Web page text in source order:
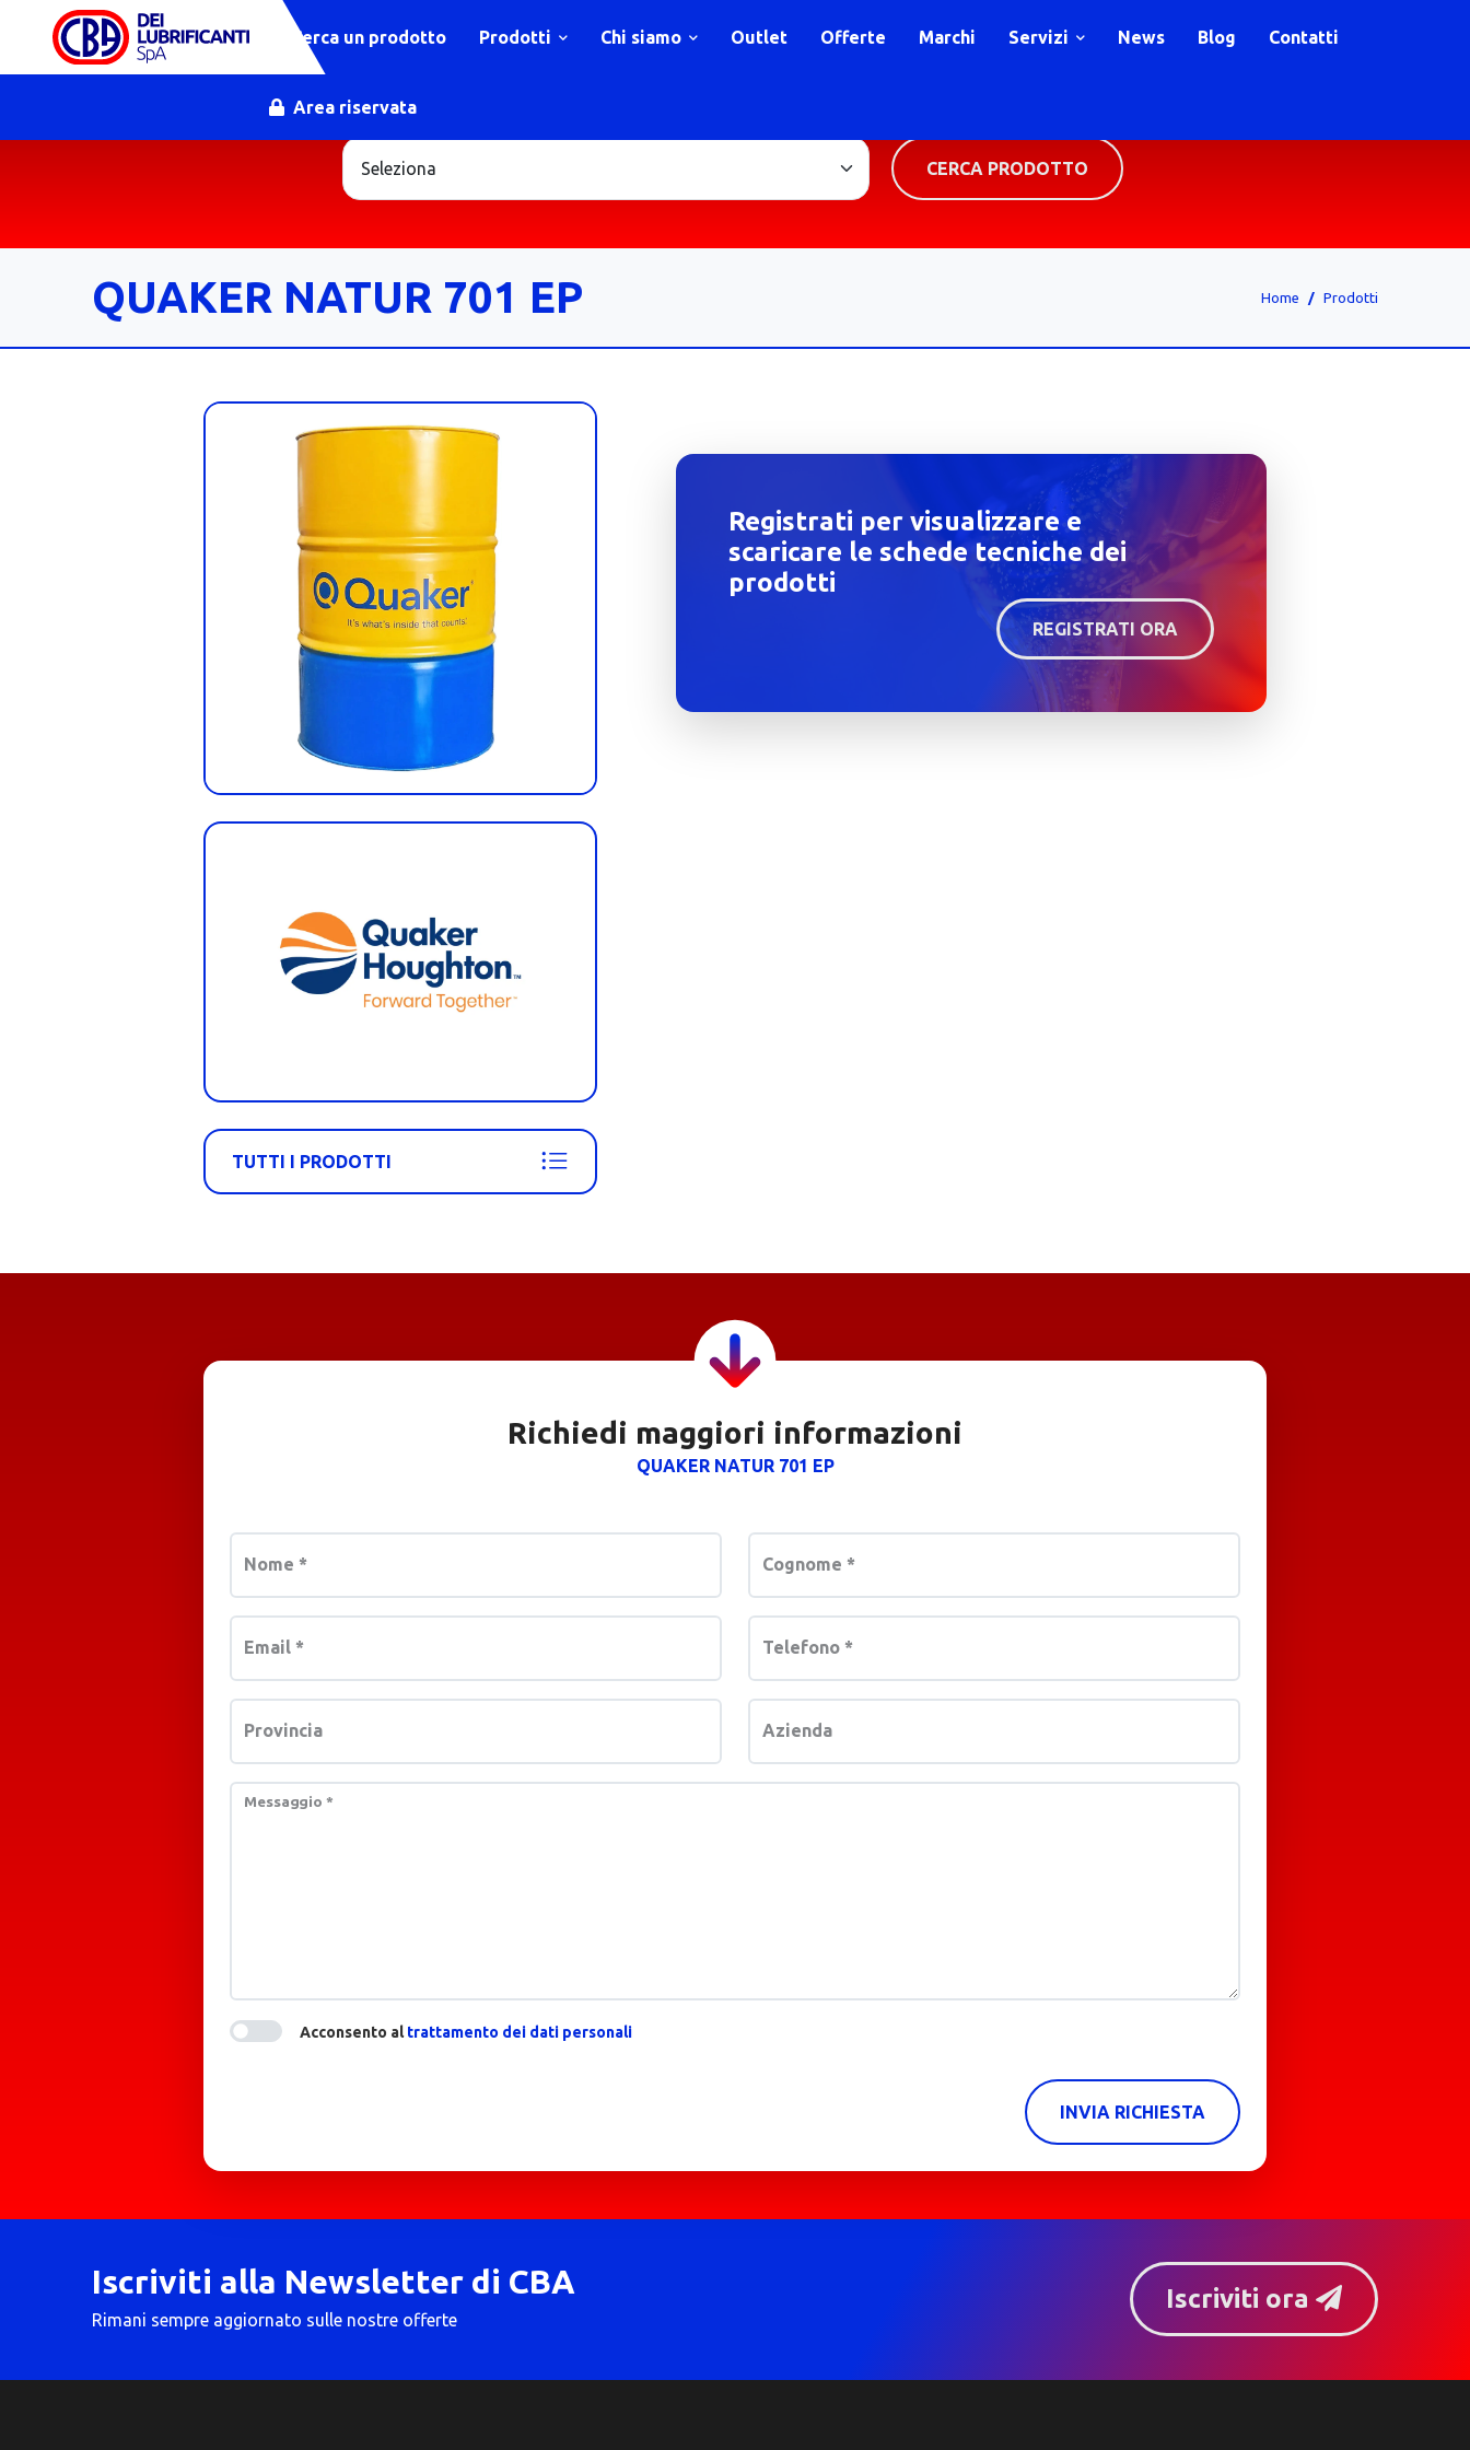
Cerca un prodotto Prodotti Chi siamo Outlet Offerte Marchi Servizi News Blog Contatti
Area riservata
CERCA PRODOTTO
QUAKER NATUR 701 EP Home Prodotti
TUTTI I PRODOTTI
Registrati per visualizzare e
scaricare le schede tecniche dei
prodotti
REGISTRATI ORA
Richiedi maggiori informazioni
QUAKER NATUR 701 EP
Nome * Cognome *
Email * Telefono *
Provincia Azienda
Messaggio *
Acconsento altrattamento dei dati personali
INVIA RICHIESTA
Iscriviti alla Newsletter di CBA
Rimani sempre aggiornato sulle nostre offerte
Iscriviti ora